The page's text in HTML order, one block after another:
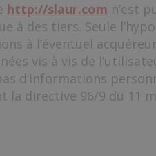
http://slaur.com n’est
des tiers. Seule
à l’éventuel
vis à vis de
d’informations
directive 96/9 du 11